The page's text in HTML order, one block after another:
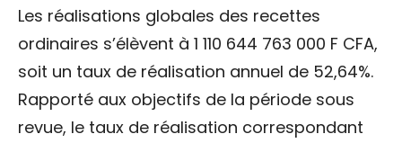
Les réalisations globales des recettes
ordinaires s’élèvent à 1 110 644 763 000 F CFA,
soit un taux de réalisation annuel de 52,64%.
Rapporté aux objectifs de la période sous
revue, le taux de réalisation correspondant